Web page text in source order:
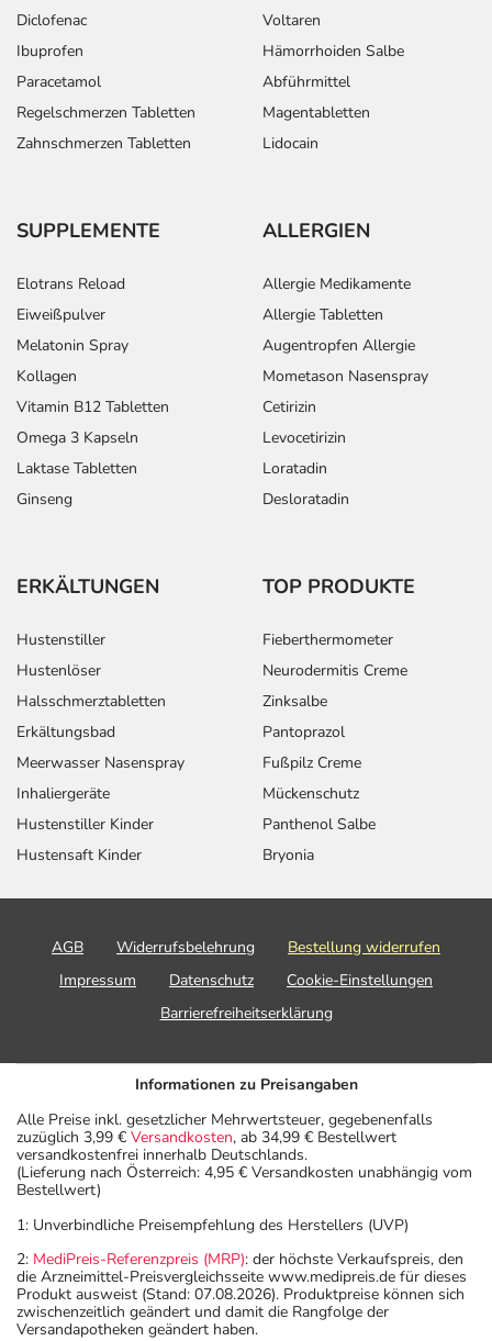
Diclofenac
Ibuprofen
Paracetamol
Regelschmerzen Tabletten
Zahnschmerzen Tabletten
Voltaren
Hämorrhoiden Salbe
Abführmittel
Magentabletten
Lidocain
SUPPLEMENTE
Elotrans Reload
Eiweißpulver
Melatonin Spray
Kollagen
Vitamin B12 Tabletten
Omega 3 Kapseln
Laktase Tabletten
Ginseng
ALLERGIEN
Allergie Medikamente
Allergie Tabletten
Augentropfen Allergie
Mometason Nasenspray
Cetirizin
Levocetirizin
Loratadin
Desloratadin
ERKÄLTUNGEN
Hustenstiller
Hustenlöser
Halsschmerztabletten
Erkältungsbad
Meerwasser Nasenspray
Inhaliergeräte
Hustenstiller Kinder
Hustensaft Kinder
TOP PRODUKTE
Fieberthermometer
Neurodermitis Creme
Zinksalbe
Pantoprazol
Fußpilz Creme
Mückenschutz
Panthenol Salbe
Bryonia
AGB Widerrufsbelehrung
Bestellung widerrufen
Impressum
Datenschutz
Cookie-Einstellungen
Barrierefreiheitserklärung
Informationen zu Preisangaben
Alle Preise inkl. gesetzlicher Mehrwertsteuer, gegebenenfalls
zuzüglich 3,99 € Versandkosten, ab 34,99 € Bestellwert
versandkostenfrei innerhalb Deutschlands.
(Lieferung nach Österreich: 4,95 € Versandkosten unabhängig vom
Bestellwert)
1: Unverbindliche Preisempfehlung des Herstellers (UVP)
2: MediPreis-Referenzpreis (MRP): der höchste Verkaufspreis, den
die Arzneimittel-Preisvergleichsseite www.medipreis.de für dieses
Produkt ausweist (Stand: 07.08.2026). Produktpreise können sich
zwischenzeitlich geändert und damit die Rangfolge der
Versandapotheken geändert haben.